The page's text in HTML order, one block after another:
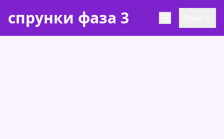
спрунки фаза 3